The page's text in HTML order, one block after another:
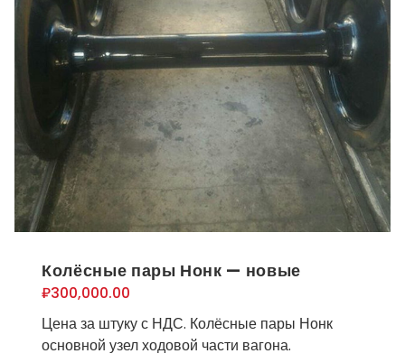
Колёсные пары Нонк — новые
₽300,000.00
Цена за штуку с НДС. Колёсные пары Нонк
основной узел ходовой части вагона.